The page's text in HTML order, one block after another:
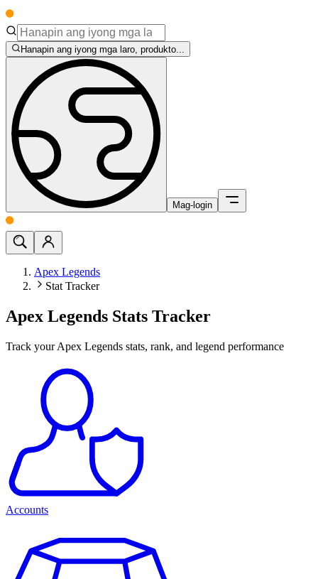
Hanapin ang iyong mga laro, produkto...
Mag-login
Apex Legends
Stat Tracker
Apex Legends Stats Tracker
Track your Apex Legends stats, rank, and legend performance
Accounts